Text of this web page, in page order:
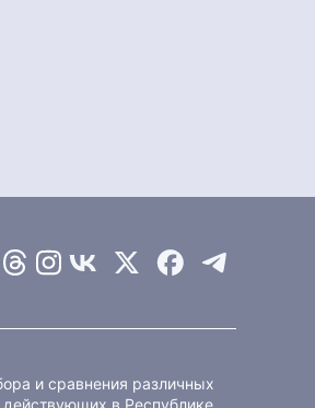
и сравнения различных
в Республике